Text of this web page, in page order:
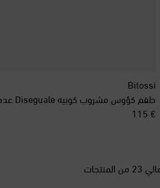
Bitossi
طقم كؤوس مشروب كوبيه Diseguale عدد 6
€ 115
original price